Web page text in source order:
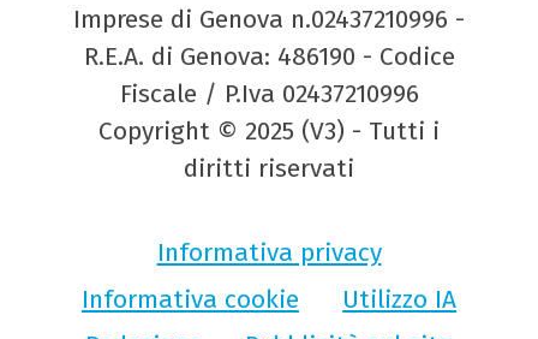
Imprese di Genova n.02437210996 -
R.E.A. di Genova: 486190 - Codice
Fiscale / P.Iva 02437210996
Copyright © 2025 (V3) - Tutti i
diritti riservati
Informativa privacy
Informativa cookie
Utilizzo IA